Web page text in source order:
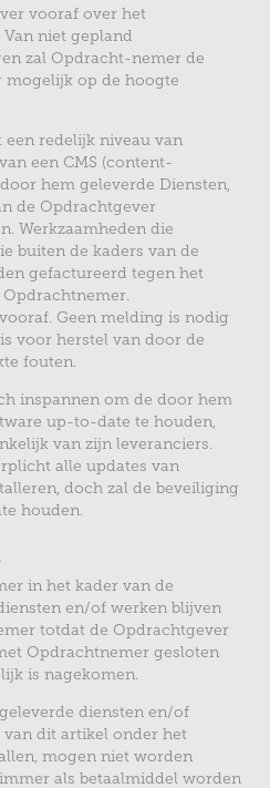
vooraf over het
niet gepland
zal Opdracht-nemer de
mogelijk op de hoogte
een redelijk niveau van
een CMS (content-
hem geleverde Diensten,
de Opdrachtgever
Werkzaamheden die
buiten de kaders van de
gefactureerd tegen het
Geen melding is nodig
voor herstel van door de
fouten.
inspannen om de door hem
up-to-date te houden,
van zijn leveranciers.
alle updates van
doch zal de beveiliging
houden.
in het kader van de
en/of werken blijven
totdat de Opdrachtgever
Opdrachtnemer gesloten
is nagekomen.
diensten en/of
van dit artikel onder het
mogen niet worden
als betaalmiddel worden